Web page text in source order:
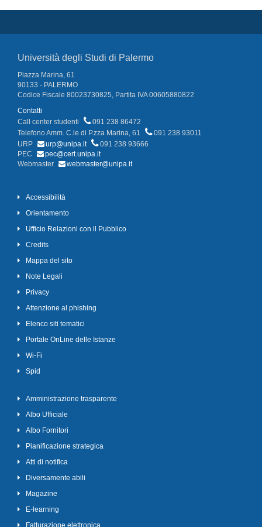
Università degli Studi di Palermo
Piazza Marina, 61
90133 - PALERMO
Codice Fiscale 80023730825, Partita IVA 00605880822
Contatti
Call center studenti
091 238 86472
Telefono Amm. C.le di P.zza Marina, 61
091 238 93011
URP
urp@unipa.it
091 238 93666
PEC
pec@cert.unipa.it
Webmaster
webmaster@unipa.it
Accessibilità
Orientamento
Ufficio Relazioni con il Pubblico
Credits
Mappa del sito
Note Legali
Privacy
Attenzione al phishing
Elenco siti tematici
Portale OnLine delle Istanze
Wi-Fi
Spid
Amministrazione trasparente
Albo Ufficiale
Albo Fornitori
Pianificazione strategica
Atti di notifica
Diversamente abili
Magazine
E-learning